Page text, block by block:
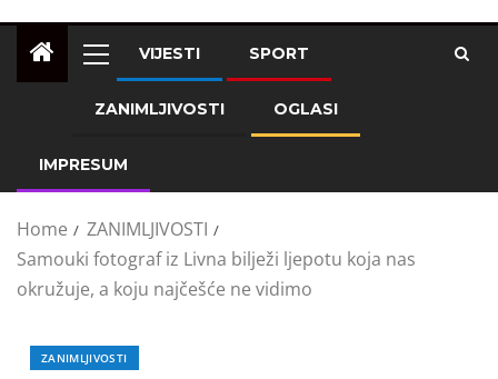
VIJESTI SPORT
ZANIMLJIVOSTI OGLASI
IMPRESUM
Home
ZANIMLJIVOSTI
Samouki fotograf iz Livna bilježi ljepotu koja nas
okružuje, a koju najčešće ne vidimo
ZANIMLJIVOSTI